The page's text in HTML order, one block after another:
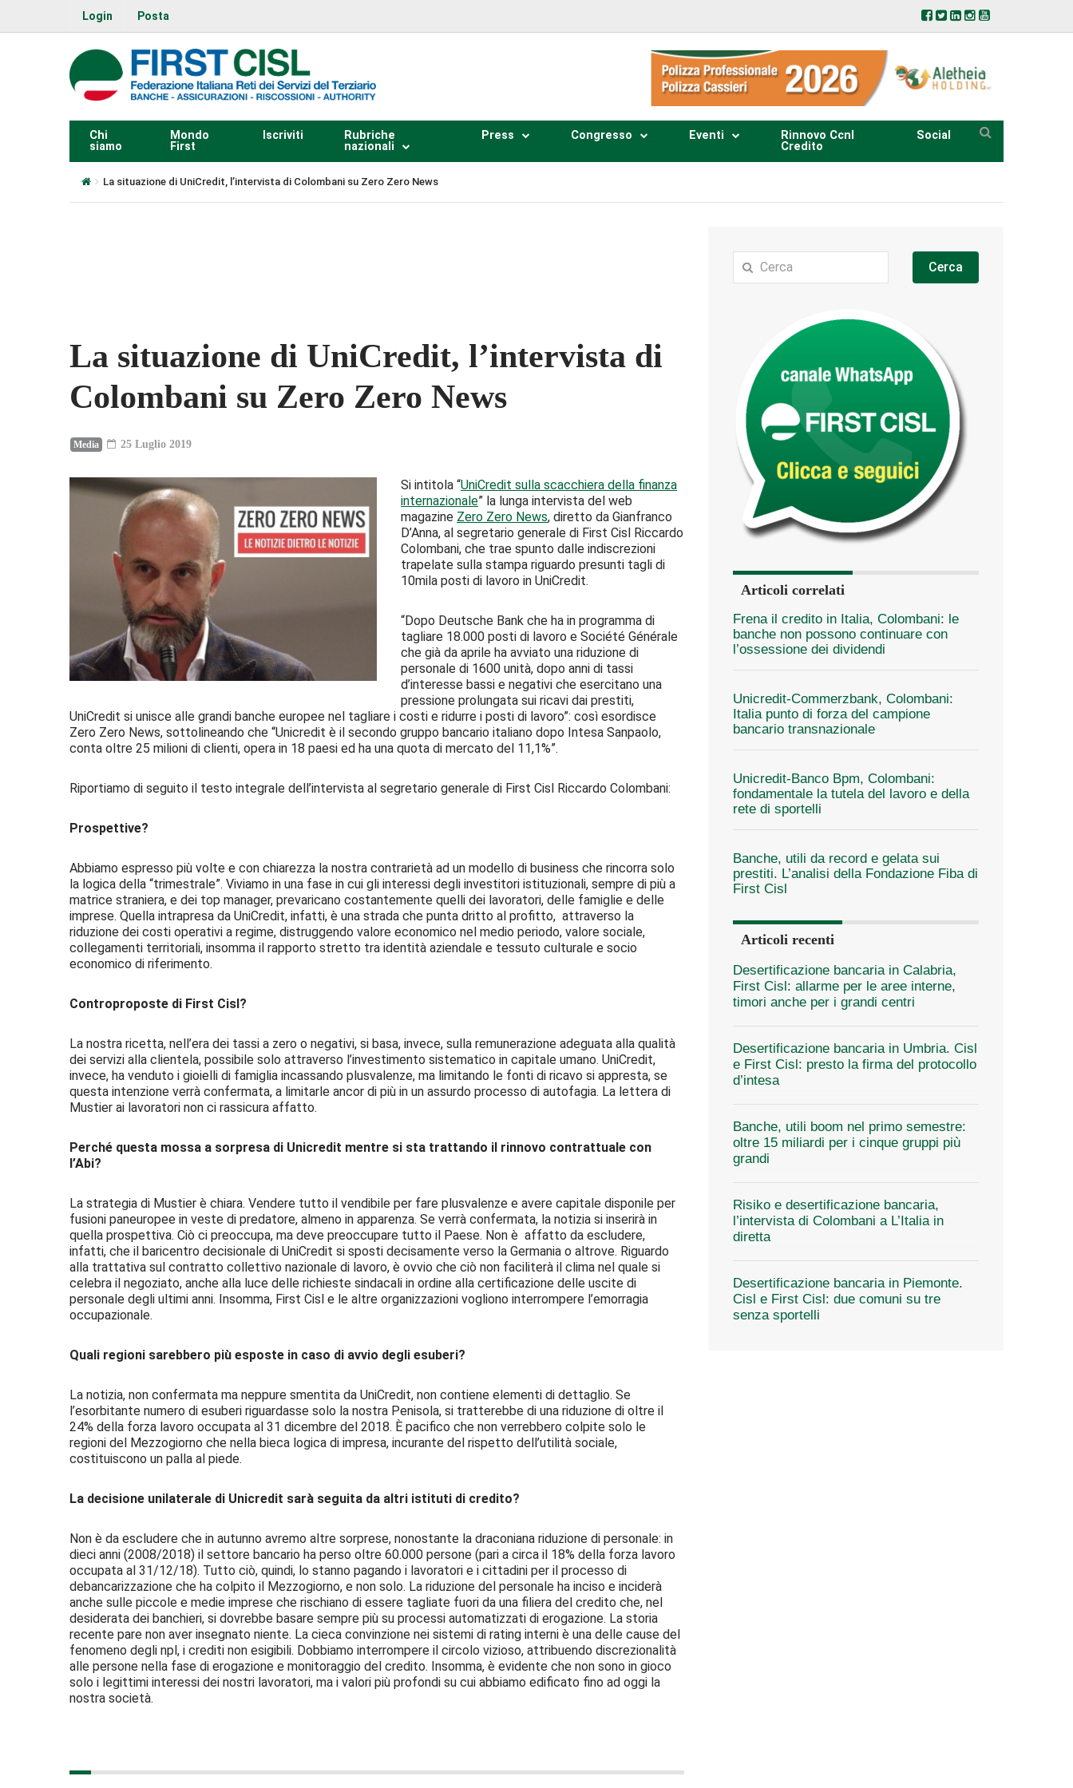
Login Posta
Chi
siamo
Mondo
First
Iscriviti
Rubriche
nazionali
Press Congresso Eventi
Rinnovo Ccnl
Credito
Social
La situazione di UniCredit, l’intervista di Colombani su Zero Zero News
La situazione di UniCredit, l’intervista di
Colombani su Zero Zero News
Media 25 Luglio 2019
Si intitola “UniCredit sulla scacchiera della finanza
internazionale” la lunga intervista del web
magazine Zero Zero News, diretto da Gianfranco
D’Anna, al segretario generale di First Cisl Riccardo
Colombani, che trae spunto dalle indiscrezioni
trapelate sulla stampa riguardo presunti tagli di
10mila posti di lavoro in UniCredit.
“Dopo Deutsche Bank che ha in programma di
tagliare 18.000 posti di lavoro e Société Générale
che già da aprile ha avviato una riduzione di
personale di 1600 unità, dopo anni di tassi
d’interesse bassi e negativi che esercitano una
pressione prolungata sui ricavi dai prestiti,
UniCredit si unisce alle grandi banche europee nel tagliare i costi e ridurre i posti di lavoro”: così esordisce
Zero Zero News, sottolineando che “Unicredit è il secondo gruppo bancario italiano dopo Intesa Sanpaolo,
conta oltre 25 milioni di clienti, opera in 18 paesi ed ha una quota di mercato del 11,1%”.
Riportiamo di seguito il testo integrale dell’intervista al segretario generale di First Cisl Riccardo Colombani:
Prospettive?
Abbiamo espresso più volte e con chiarezza la nostra contrarietà ad un modello di business che rincorra solo
la logica della “trimestrale”. Viviamo in una fase in cui gli interessi degli investitori istituzionali, sempre di più a
matrice straniera, e dei top manager, prevaricano costantemente quelli dei lavoratori, delle famiglie e delle
imprese. Quella intrapresa da UniCredit, infatti, è una strada che punta dritto al profitto, attraverso la
riduzione dei costi operativi a regime, distruggendo valore economico nel medio periodo, valore sociale,
collegamenti territoriali, insomma il rapporto stretto tra identità aziendale e tessuto culturale e socio
economico di riferimento.
Controproposte di First Cisl?
La nostra ricetta, nell’era dei tassi a zero o negativi, si basa, invece, sulla remunerazione adeguata alla qualità
dei servizi alla clientela, possibile solo attraverso l’investimento sistematico in capitale umano. UniCredit,
invece, ha venduto i gioielli di famiglia incassando plusvalenze, ma limitando le fonti di ricavo si appresta, se
questa intenzione verrà confermata, a limitarle ancor di più in un assurdo processo di autofagia. La lettera di
Mustier ai lavoratori non ci rassicura affatto.
Perché questa mossa a sorpresa di Unicredit mentre si sta trattando il rinnovo contrattuale con
l’Abi?
La strategia di Mustier è chiara. Vendere tutto il vendibile per fare plusvalenze e avere capitale disponile per
fusioni paneuropee in veste di predatore, almeno in apparenza. Se verrà confermata, la notizia si inserirà in
quella prospettiva. Ciò ci preoccupa, ma deve preoccupare tutto il Paese. Non è affatto da escludere,
infatti, che il baricentro decisionale di UniCredit si sposti decisamente verso la Germania o altrove. Riguardo
alla trattativa sul contratto collettivo nazionale di lavoro, è ovvio che ciò non faciliterà il clima nel quale si
celebra il negoziato, anche alla luce delle richieste sindacali in ordine alla certificazione delle uscite di
personale degli ultimi anni. Insomma, First Cisl e le altre organizzazioni vogliono interrompere l’emorragia
occupazionale.
Quali regioni sarebbero più esposte in caso di avvio degli esuberi?
La notizia, non confermata ma neppure smentita da UniCredit, non contiene elementi di dettaglio. Se
l’esorbitante numero di esuberi riguardasse solo la nostra Penisola, si tratterebbe di una riduzione di oltre il
24% della forza lavoro occupata al 31 dicembre del 2018. È pacifico che non verrebbero colpite solo le
regioni del Mezzogiorno che nella bieca logica di impresa, incurante del rispetto dell’utilità sociale,
costituiscono un palla al piede.
La decisione unilaterale di Unicredit sarà seguita da altri istituti di credito?
Non è da escludere che in autunno avremo altre sorprese, nonostante la draconiana riduzione di personale: in
dieci anni (2008/2018) il settore bancario ha perso oltre 60.000 persone (pari a circa il 18% della forza lavoro
occupata al 31/12/18). Tutto ciò, quindi, lo stanno pagando i lavoratori e i cittadini per il processo di
debancarizzazione che ha colpito il Mezzogiorno, e non solo. La riduzione del personale ha inciso e inciderà
anche sulle piccole e medie imprese che rischiano di essere tagliate fuori da una filiera del credito che, nel
desiderata dei banchieri, si dovrebbe basare sempre più su processi automatizzati di erogazione. La storia
recente pare non aver insegnato niente. La cieca convinzione nei sistemi di rating interni è una delle cause del
fenomeno degli npl, i crediti non esigibili. Dobbiamo interrompere il circolo vizioso, attribuendo discrezionalità
alle persone nella fase di erogazione e monitoraggio del credito. Insomma, è evidente che non sono in gioco
solo i legittimi interessi dei nostri lavoratori, ma i valori più profondi su cui abbiamo edificato fino ad oggi la
nostra società.
Cerca
Articoli correlati
Frena il credito in Italia, Colombani: le
banche non possono continuare con
l’ossessione dei dividendi
Unicredit-Commerzbank, Colombani:
Italia punto di forza del campione
bancario transnazionale
Unicredit-Banco Bpm, Colombani:
fondamentale la tutela del lavoro e della
rete di sportelli
Banche, utili da record e gelata sui
prestiti. L’analisi della Fondazione Fiba di
First Cisl
Articoli recenti
Desertificazione bancaria in Calabria,
First Cisl: allarme per le aree interne,
timori anche per i grandi centri
Desertificazione bancaria in Umbria. Cisl
e First Cisl: presto la firma del protocollo
d’intesa
Banche, utili boom nel primo semestre:
oltre 15 miliardi per i cinque gruppi più
grandi
Risiko e desertificazione bancaria,
l’intervista di Colombani a L’Italia in
diretta
Desertificazione bancaria in Piemonte.
Cisl e First Cisl: due comuni su tre
senza sportelli